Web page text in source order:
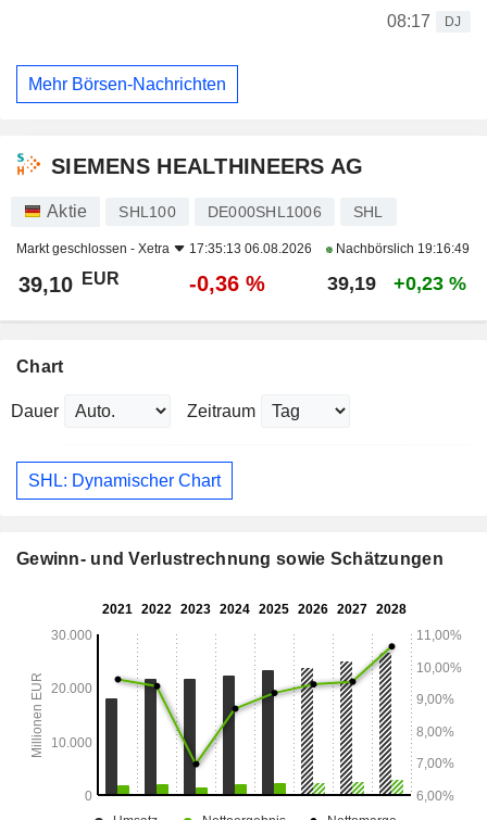
08:17
DJ
Mehr Börsen-Nachrichten
SIEMENS HEALTHINEERS AG
Aktie SHL100 DE000SHL1006 SHL
Markt geschlossen - Xetra 17:35:13 06.08.2026 Nachbörslich 19:16:49
39,10 EUR -0,36 % 39,19 +0,23 %
Chart
Dauer Zeitraum
SHL: Dynamischer Chart
Gewinn- und Verlustrechnung sowie Schätzungen